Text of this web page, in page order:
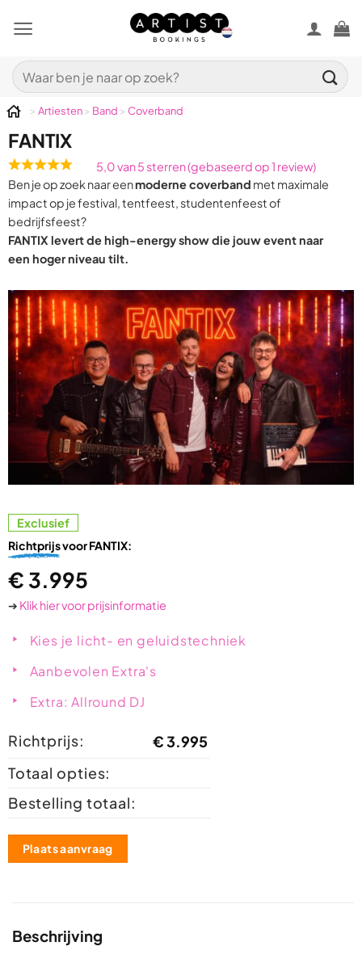
naar
Zoeken
naar:
> Artiesten> Band > Coverband
FANTIX
Rated
5,0
out
of
5
5,0 van 5 sterren (gebaseerd op 1 review)
Ben je op zoek naar eenmoderne coverband met maximale
impact op je festival, tentfeest, studentenfeest of
bedrijfsfeest?
FANTIX levert de high-energy show die jouw event naar
een hoger niveau tilt.
Exclusief
Richtprijsvoor FANTIX:
€ 3.995
➔ Klik hier voor prijsinformatie
Kies je licht- en geluidstechniek
Aanbevolen Extra's
Extra: Allround DJ
Richtprijs: €3.995
Totaal opties:
Bestelling totaal:
Plaats aanvraag
Beschrijving